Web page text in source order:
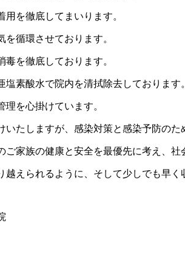
用を徹底してまいります。
を循環させております。
毒を徹底しております。
塩素酸水で院内を清拭除去しております。
理を心掛けています。
いたしますが、感染対策と感染予防のた
ご家族の健康と安全を最優先に考え、
越えられるように、そして少しでも早く